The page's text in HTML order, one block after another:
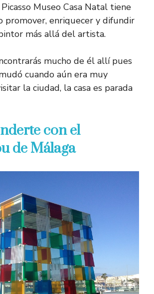
Museo Casa Natal tiene
promover, enriquecer y difundir
más allá del artista.
mucho de él allí pues
cuando aún era muy
la ciudad, la casa es parada
con el
de Málaga